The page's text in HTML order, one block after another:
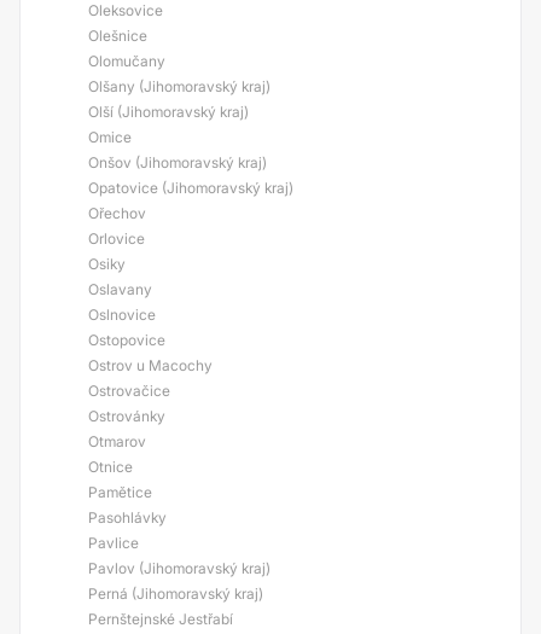
Oleksovice
Olešnice
Olomučany
Olšany (Jihomoravský kraj)
Olší (Jihomoravský kraj)
Omice
Onšov (Jihomoravský kraj)
Opatovice (Jihomoravský kraj)
Ořechov
Orlovice
Osiky
Oslavany
Oslnovice
Ostopovice
Ostrov u Macochy
Ostrovačice
Ostrovánky
Otmarov
Otnice
Pamětice
Pasohlávky
Pavlice
Pavlov (Jihomoravský kraj)
Perná (Jihomoravský kraj)
Pernštejnské Jestřabí